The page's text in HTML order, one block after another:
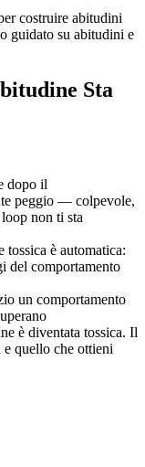
costruire abitudini
guidato su abitudini e
Sta
dopo il
peggio — colpevole,
non ti sta
tossica è automatica:
del comportamento
un comportamento
è diventata tossica. Il
e quello che ottieni